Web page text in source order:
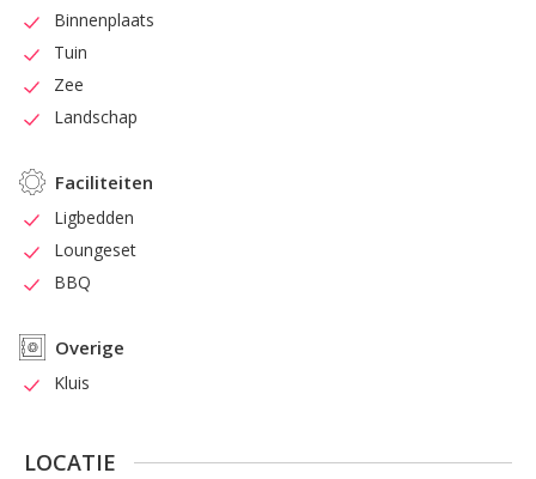
Binnenplaats
Tuin
Zee
Landschap
Faciliteiten
Ligbedden
Loungeset
BBQ
Overige
Kluis
LOCATIE